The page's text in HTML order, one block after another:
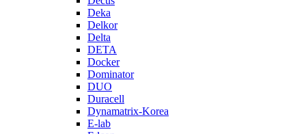
Deka
Delkor
Delta
DETA
Docker
Dominator
DUO
Duracell
Dynamatrix-Korea
E-lab